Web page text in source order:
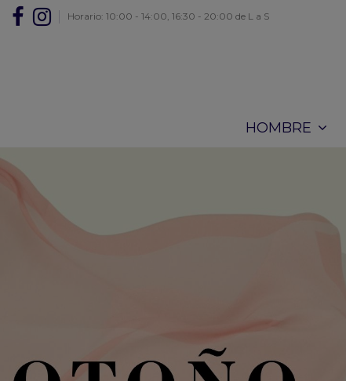
Horario: 10:00 - 14:00, 16:30 - 20:00 de L a S
HOMBRE